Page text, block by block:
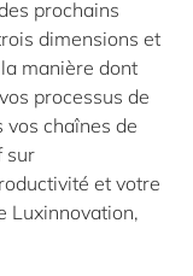
prochains
dimensions et
manière dont
processus de
chaînes de
sur
et votre
Luxinnovation,